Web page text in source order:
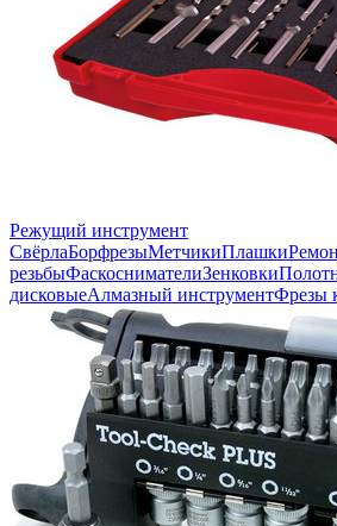
Режущий инструмент
СвёрлаБорфрезыМетчикиПлашки
резьбыФаскоснимателиЗенковки
дисковыеАлмазный инструментФрезы